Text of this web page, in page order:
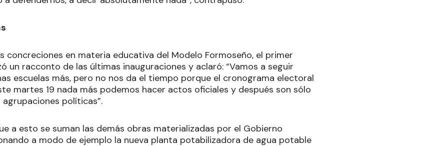
concreciones en materia educativa del Modelo Formoseño, el primer
un racconto de las últimas inauguraciones y aclaró: “Vamos a seguir
escuelas más, pero no nos da el tiempo porque el cronograma electoral
martes 19 nada más podemos hacer actos oficiales y después son sólo
políticas”.
a esto se suman las demás obras materializadas por el Gobierno
a modo de ejemplo la nueva planta potabilizadora de agua potable